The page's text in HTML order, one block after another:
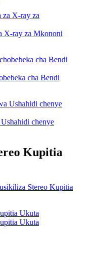
X-ray za Mkononi
cha Bendi
chenye
Kupitia